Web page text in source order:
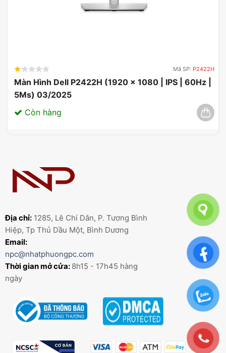
Mã SP: P2422H
Màn Hình Dell P2422H (1920 x 1080 | IPS | 60Hz |
5Ms) 03/2025
Còn hàng
Địa chỉ: 1285, Lê Chí Dân, P. Tương Bình
Hiệp, Tp Thủ Dầu Một, Bình Dương
Email:
npc@nhatphuongpc.com
Thời gian mở cửa: 8h15 - 17h45 hàng
ngày